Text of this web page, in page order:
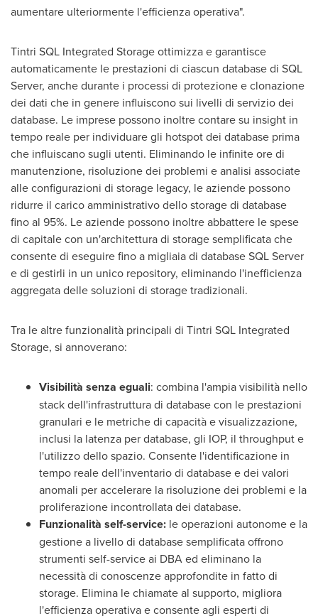
aumentare ulteriormente l'efficienza operativa".
Tintri SQL Integrated Storage ottimizza e garantisce
automaticamente le prestazioni di ciascun database di SQL
Server, anche durante i processi di protezione e clonazione
dei dati che in genere influiscono sui livelli di servizio dei
database. Le imprese possono inoltre contare su insight in
tempo reale per individuare gli hotspot dei database prima
che influiscano sugli utenti. Eliminando le infinite ore di
manutenzione, risoluzione dei problemi e analisi associate
alle configurazioni di storage legacy, le aziende possono
ridurre il carico amministrativo dello storage di database
fino al 95%. Le aziende possono inoltre abbattere le spese
di capitale con un'architettura di storage semplificata che
consente di eseguire fino a migliaia di database SQL Server
e di gestirli in un unico repository, eliminando l'inefficienza
aggregata delle soluzioni di storage tradizionali.
Tra le altre funzionalità principali di Tintri SQL Integrated
Storage, si annoverano:
Visibilità senza eguali: combina l'ampia visibilità nello
stack dell'infrastruttura di database con le prestazioni
granulari e le metriche di capacità e visualizzazione,
inclusi la latenza per database, gli IOP, il throughput e
l'utilizzo dello spazio. Consente l'identificazione in
tempo reale dell'inventario di database e dei valori
anomali per accelerare la risoluzione dei problemi e la
proliferazione incontrollata dei database.
Funzionalità self-service: le operazioni autonome e la
gestione a livello di database semplificata offrono
strumenti self-service ai DBA ed eliminano la
necessità di conoscenze approfondite in fatto di
storage. Elimina le chiamate al supporto, migliora
l'efficienza operativa e consente agli esperti di